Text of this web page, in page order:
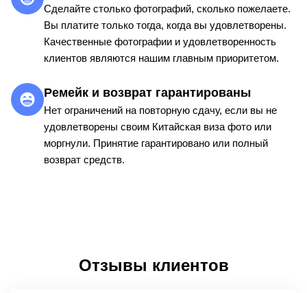
Сделайте столько фотографий, сколько пожелаете.
Вы платите только тогда, когда вы удовлетворены.
Качественные фотографии и удовлетворенность
клиентов являются нашим главным приоритетом.
Ремейк и возврат гарантированы
Нет ограничений на повторную сдачу, если вы не
удовлетворены своим Китайская виза фото или
моргнули. Принятие гарантировано или полный
возврат средств.
Отзывы клиентов